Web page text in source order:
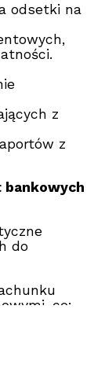
odsetki na
z
z
bankowych
do
co: